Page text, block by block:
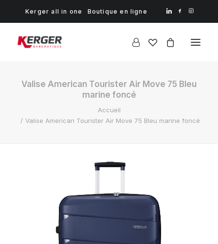
Kerger all in one Boutique en ligne
Valise American Tourister Air Move 75 Bleu
marine foncé
Accueil
Valise American Tourister Air Move 75 Bleu marine foncé